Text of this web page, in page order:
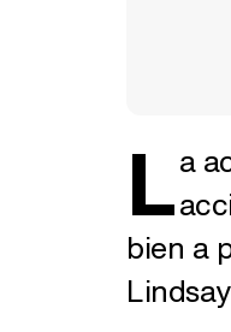
La
bien a